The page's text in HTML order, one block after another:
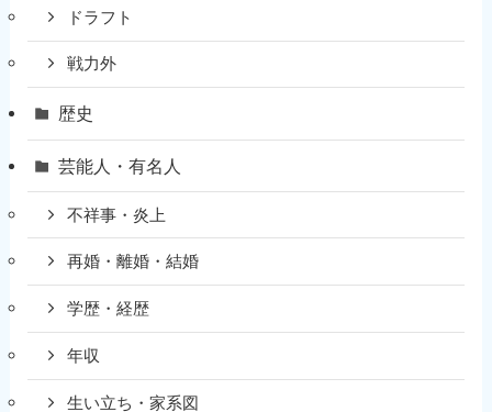
ドラフト
戦力外
歴史
芸能人・有名人
不祥事・炎上
再婚・離婚・結婚
学歴・経歴
年収
生い立ち・家系図